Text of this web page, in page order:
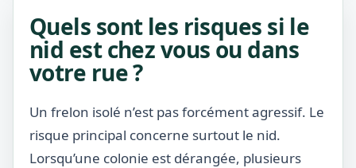
Quels sont les risques si le
nid est chez vous ou dans
votre rue ?
Un frelon isolé n’est pas forcément agressif. Le
risque principal concerne surtout le nid.
Lorsqu’une colonie est dérangée, plusieurs